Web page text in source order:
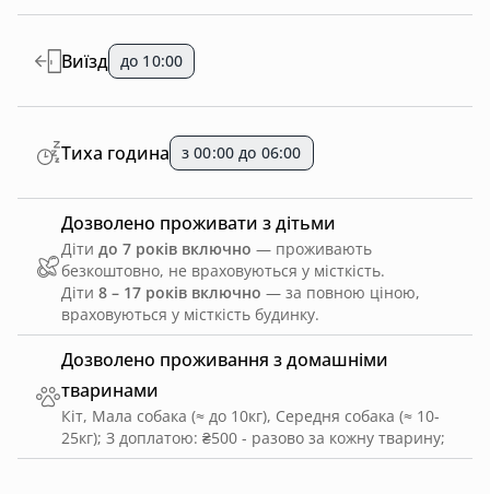
Дозволено проживання з домашніми
тваринами
Кіт, Мала собака (≈ до 10кг), Середня собака (≈ 10-
25кг); З доплатою: ₴500 - разово за кожну тварину;
Виїзд до 10:00
Дозволено проживати з дітьми
Діти до 7 років включно — проживають
безкоштовно, не враховуються у місткість.
Діти 8 – 17 років включно — за повною ціною,
враховуються у місткість будинку.
Тиха година з 00:00 до 06:00